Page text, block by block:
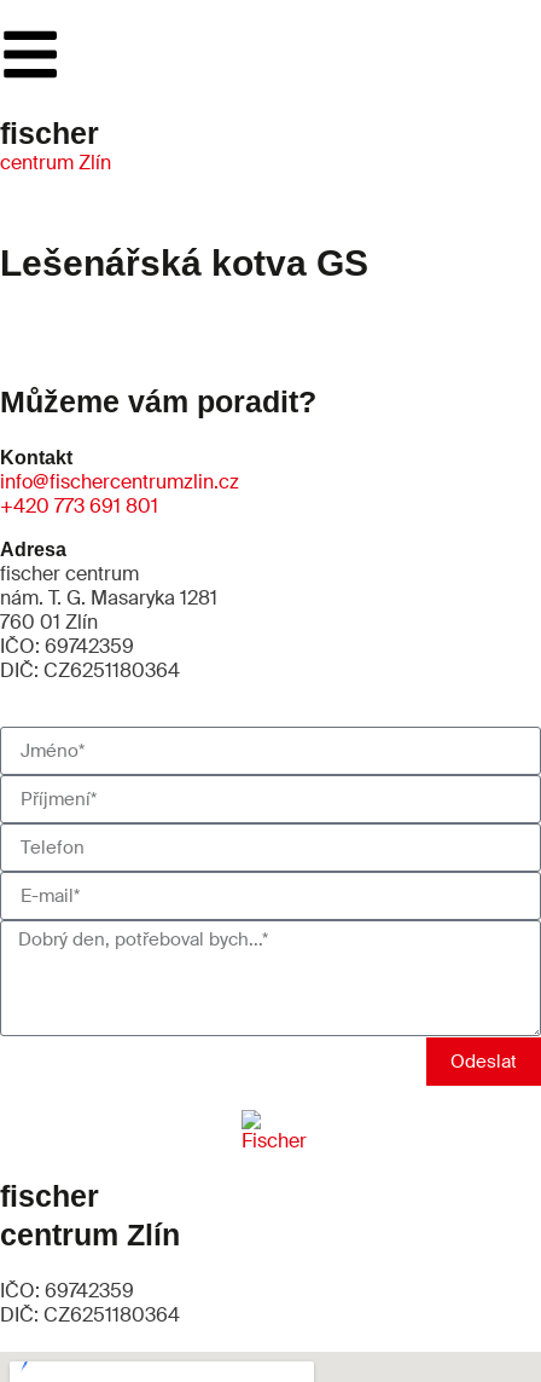
fischer
centrum Zlín
Lešenářská kotva GS
Můžeme vám poradit?
Kontakt
info@fischercentrumzlin.cz
+420 773 691 801
Adresa
fischer centrum
nám. T. G. Masaryka 1281
760 01 Zlín
IČO: 69742359
DIČ: CZ6251180364
Odeslat
fischer
centrum Zlín
IČO: 69742359
DIČ: CZ6251180364